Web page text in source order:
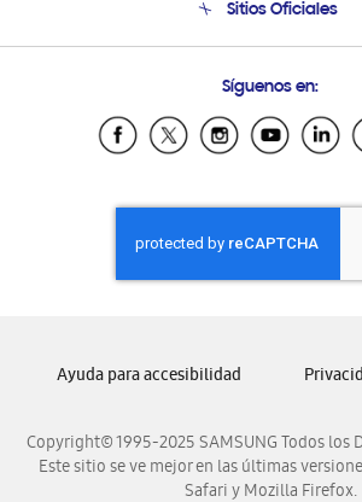
Soporte vía eMail
Sitios Oficiales
Samsung Ecuador
Samsung El Salvador
Samsung Honduras
Samsung Nicaragua
Samsung Panamá
Samsung Venezuela
Síguenos en:
Copyright© 1995-2025 SAMSUNG Todos los
Este sitio se ve mejor en las últimas
Safari y Mozilla Firefox.
Ayuda para accesibilidad